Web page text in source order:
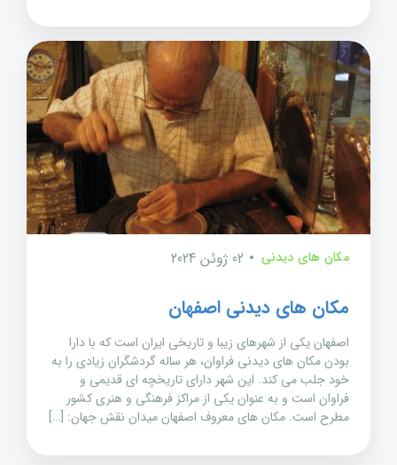
مکان های دیدنی 02 ژوئن 2024
مکان های دیدنی اصفهان
اصفهان یکی از شهرهای زیبا و تاریخی ایران است که با دارا
بودن مکان های دیدنی فراوان، هر ساله گردشگران زیادی را به
خود جلب می کند. این شهر دارای تاریخچه ای قدیمی و
فراوان است و به عنوان یکی از مراکز فرهنگی و هنری کشور
مطرح است. مکان های معروف اصفهان میدان نقش جهان: […]